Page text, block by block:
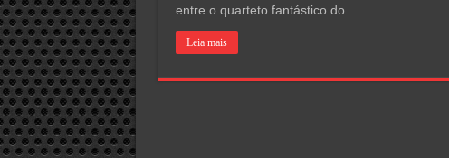
entre o quarteto fantástico do …
Leia mais